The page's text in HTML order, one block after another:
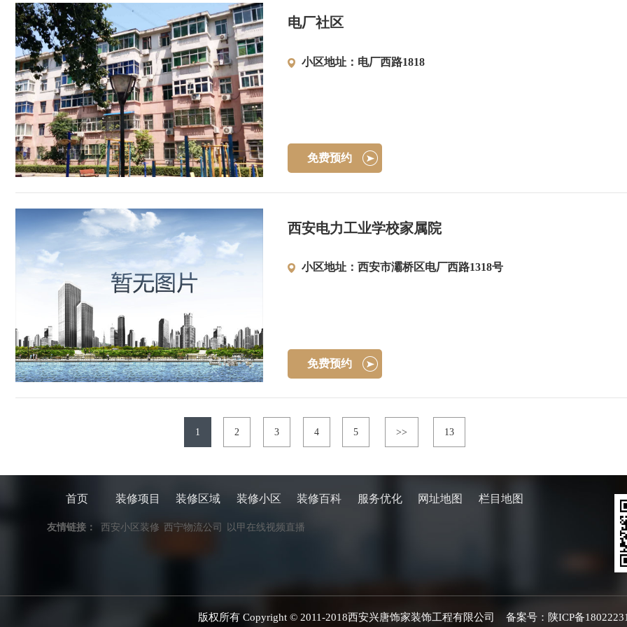
电厂社区
小区地址：电厂西路1818
免费预约
西安电力工业学校家属院
小区地址：西安市灞桥区电厂西路1318号
免费预约
1 2 3 4 5 >> 13
首页 装修项目 装修区域 装修小区 装修百科 服务优化 网址地图 栏目地图
友情链接： 西安小区装修 西宁物流公司 以甲在线视频直播
版权所有 Copyright ©️ 2011-2018西安兴唐饰家装饰工程有限公司 备案号： 陕ICP备